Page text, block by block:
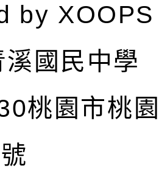
by XOOPS
溪國民中學
桃園市桃